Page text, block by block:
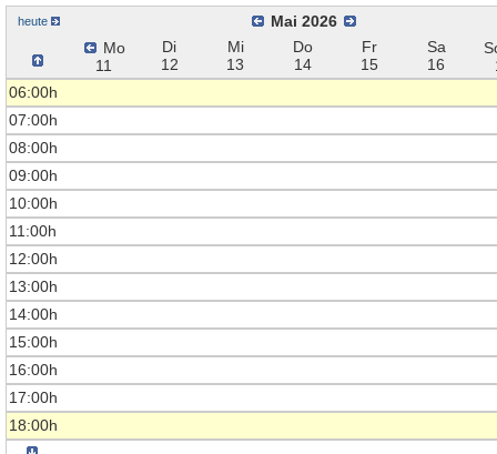
heute
Mai 2026
Mo
11
Di
12
Mi
13
Do
14
Fr
15
Sa
16
06:00h
07:00h
08:00h
09:00h
10:00h
11:00h
12:00h
13:00h
14:00h
15:00h
16:00h
17:00h
18:00h